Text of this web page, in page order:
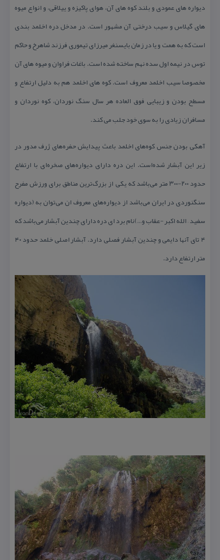
دیواره های عمودی و بلند كوه های آن،‌ هوای پاكیزه و ییلاقی،‌ و انواع میوه
های گیلاس و سیب درختی آن مشهور است. در مدخل دره اخلمد بندی
است كه به همت و یا در زمان بایسنغر میرزای تیموری فرزند شاهرخ و حاكم
توس در نیمه اول سده نهم ساخته شده است. باغات فراوان و میوه های آن
مخصوصا سیب اخلمد معروف است. كوه های اخلمد هم به دلیل ارتفاع و
مسطح بودن و زیبایی فوق العاده هر سال سنگ نوردان، كوه نوردان و
مسافران زیادی را به سوی خود جلب می كند.
آهكی بودن جنس كوه‌های اخلمد باعث پیدایش حفره‌های ژرف مدور در
زیر این آبشار شده‌است. این دره دارای دیواره‌های صخره‌ای با ارتفاع
حدود ۲۰۰-۳۰۰ متر می‌باشد كه یكی از بزرگ‌ترین مناطق برای ورزش مفرح
سنگنوردی در ایران می‌باشد از دیواره‌های معروف ان می‌توان به (دیواره
سفید – الله اكبر -عقاب و…)نام برد ای دره دارای چندین آبشار می‌باشد كه
۴ تای آنها دایمی و چندین آبشار فصلی دارد. آبشار اصلی خلمد حدود ۴۰
متر ارتفاع دارد.